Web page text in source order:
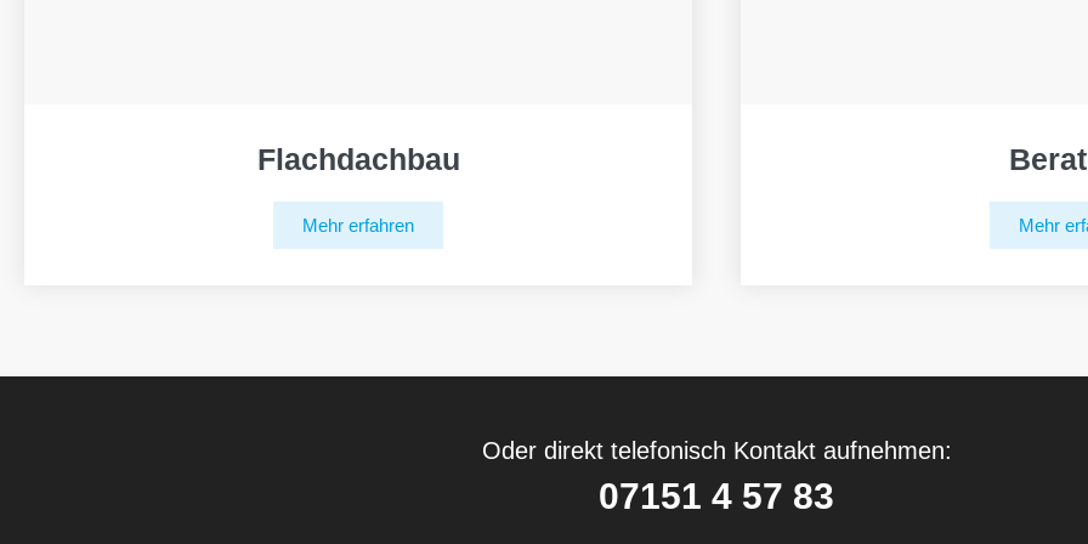
Flachdachbau
Mehr erfahren Mehr
Oder direkt telefonisch Kontakt aufnehmen:
07151 4 57 83